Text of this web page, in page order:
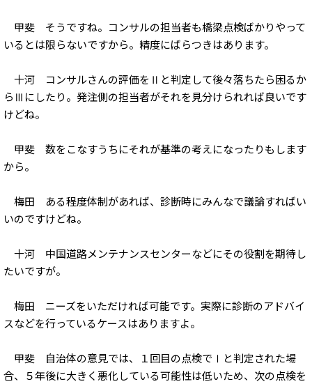
甲斐 そうですね。コンサルの担当者も橋梁点検ばかりやって
いるとは限らないですから。精度にばらつきはあります。
十河 コンサルさんの評価をⅡと判定して後々落ちたら困るか
らⅢにしたり。発注側の担当者がそれを見分けられれば良いです
けどね。
甲斐 数をこなすうちにそれが基準の考えになったりもします
から。
梅田 ある程度体制があれば、診断時にみんなで議論すればい
いのですけどね。
十河 中国道路メンテナンスセンターなどにその役割を期待し
たいですが。
梅田 ニーズをいただければ可能です。実際に診断のアドバイ
スなどを行っているケースはありますよ。
甲斐 自治体の意見では、１回目の点検でⅠと判定された場
合、５年後に大きく悪化している可能性は低いため、次の点検を